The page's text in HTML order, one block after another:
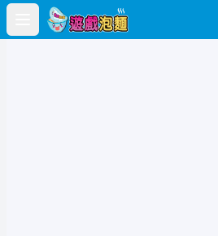
Open main menu